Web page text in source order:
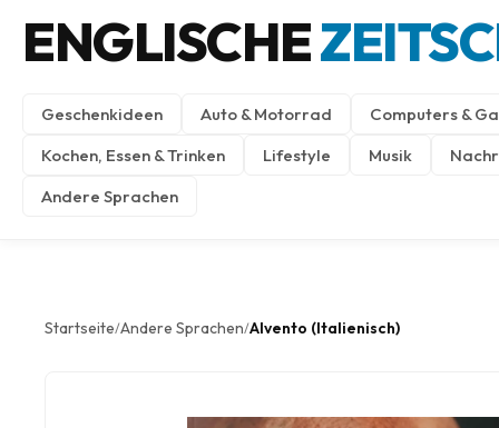
ENGLISCHE
Geschenkideen Auto & Motorrad
Computers &
Kochen, Essen & Trinken
Lifestyle Musik
Andere Sprachen
Startseite/Andere Sprachen/Alvento (Italienisch)